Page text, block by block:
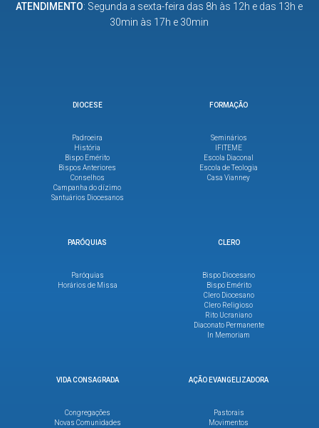
ATENDIMENTO: Segunda a sexta-feira das 8h às 12h e das 13h e
30min às 17h e 30min
DIOCESE
Padroeira
História
Bispo Emérito
Bispos Anteriores
Conselhos
Campanha do dízimo
Santuários Diocesanos
FORMAÇÃO
Seminários
IFITEME
Escola Diaconal
Escola de Teologia
Casa Vianney
PARÓQUIAS
Paróquias
Horários de Missa
CLERO
Bispo Diocesano
Bispo Emérito
Clero Diocesano
Clero Religioso
Rito Ucraniano
Diaconato Permanente
In Memoriam
VIDA CONSAGRADA
Congregações
Novas Comunidades
AÇÃO EVANGELIZADORA
Pastorais
Movimentos